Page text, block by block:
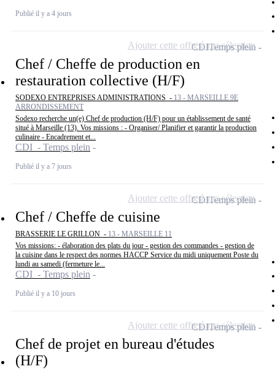
Publié il y a 4 jours
Chef / Cheffe de production en
restauration collective (H/F)
SODEXO ENTREPRISES ADMINISTRATIONS - 13 - MARSEILLE 9E
ARRONDISSEMENT
Sodexo recherche un(e) Chef de production (H/F) pour un établissement de santé
situé à Marseille (13). Vos missions : - Organiser/ Planifier et garantir la production
culinaire - Encadrement et...
CDI - Temps plein
Publié il y a 7 jours
CDITemps plein
Ajouter cette offre à ma sélection
Chef / Cheffe de cuisine
BRASSERIE LE GRILLON - 13 - MARSEILLE 11
Vos missions: - élaboration des plats du jour - gestion des commandes - gestion de
la cuisine dans le respect des normes HACCP Service du midi uniquement Poste du
lundi au samedi (fermeture le...
CDI - Temps plein
Publié il y a 10 jours
CDITemps plein
Ajouter cette offre à ma sélection
Chef de projet en bureau d'études
(H/F)
CDITemps plein
Ajouter cette offre à ma sélection